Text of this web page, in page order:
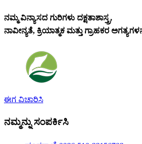
ನಮ್ಮ ವಿನ್ಯಾಸದ ಗುರಿಗಳು ದಕ್ಷತಾಶಾಸ್ತ್ರ,
ನಾವೀನ್ಯತೆ, ಕ್ರಿಯಾತ್ಮಕ ಮತ್ತು ಗ್ರಾಹಕರ
ಈಗ ವಿಚಾರಿಸಿ
ನಮ್ಮನ್ನು ಸಂಪರ್ಕಿಸಿ